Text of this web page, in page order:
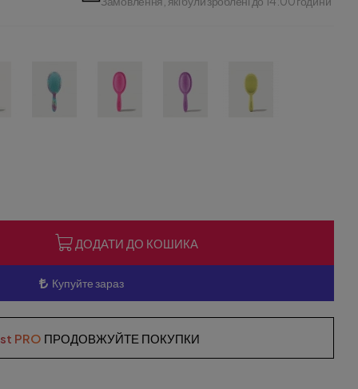
ДОДАТИ ДО КОШИКА
Купуйте зараз
PRO ПРОДОВЖУЙТЕ ПОКУПКИ